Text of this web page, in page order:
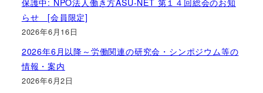
保護中: NPO法人働き方ASU-NET 第１４回総会のお知
らせ [会員限定]
2026年6月16日
2026年6月以降～労働関連の研究会・シンポジウム等の
情報・案内
2026年6月2日